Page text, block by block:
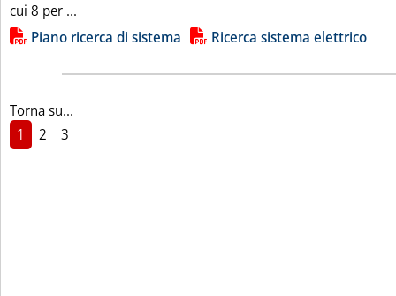
cui 8 per ...
Lista allegati PDF alla notizia
Piano ricerca di sistema Ricerca sistema elettrico
Torna su...
1
2 3